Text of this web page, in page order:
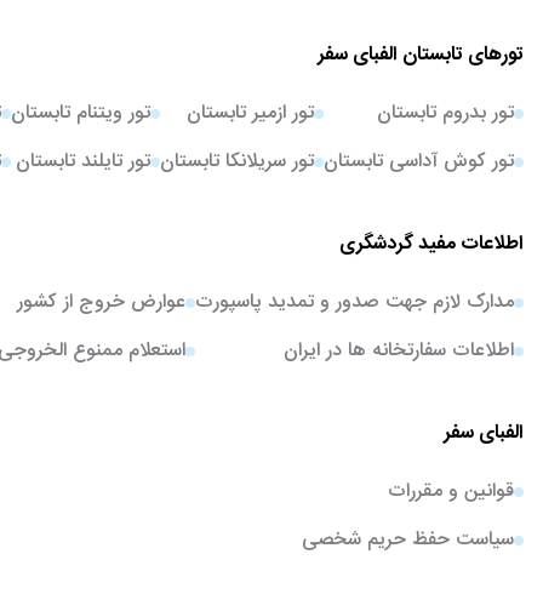
تورهای تابستان الفبای سفر
تور بدروم تابستان
تور کوش آداسی تابستان
تور ازمیر تابستان
تور سریلانکا تابستان
تور ویتنام تابستان
تور تایلند تابستان
اطلاعات مفید گردشگری
مدارک لازم جهت صدور و تمدید پاسپورت
اطلاعات سفارتخانه ها در ایران
عوارض خروج از کشور
استعلام ممنوع
الفبای سفر
قوانین و مقررات
سیاست حفظ حریم شخصی